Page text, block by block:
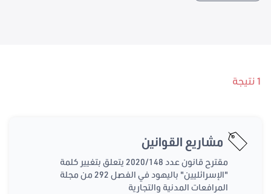
1 نتيجة
مشاريع القوانين
مقترح قانون عدد 2020/148 يتعلق بتغيير كلمة
"الإسرائليين" باليهود في الفصل 292 من مجلة
المرافعات المدنية والتجارية